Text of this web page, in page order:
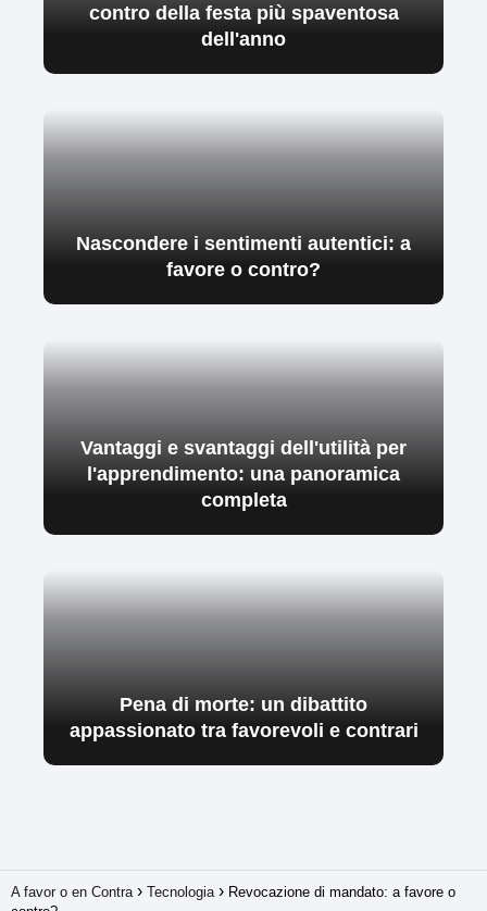
contro della festa più spaventosa
dell'anno
Nascondere i sentimenti autentici: a
favore o contro?
Vantaggi e svantaggi dell'utilità per
l'apprendimento: una panoramica
completa
Pena di morte: un dibattito
appassionato tra favorevoli e contrari
A favor o en Contra Tecnologia
Revocazione di mandato: a favore o